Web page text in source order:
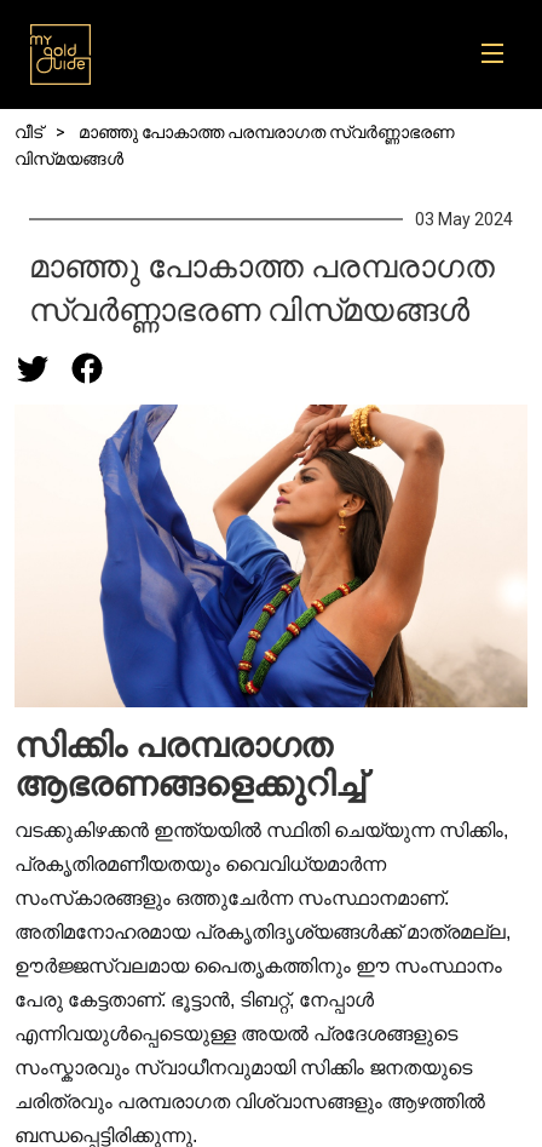
Breadcrumb
വീട്
മാഞ്ഞു പോകാത്ത പരമ്പരാഗത സ്വർണ്ണാഭരണ
വിസ്‌മയങ്ങൾ
03 May 2024
മാഞ്ഞു പോകാത്ത പരമ്പരാഗത
സ്വർണ്ണാഭരണ വിസ്‌മയങ്ങൾ
സിക്കിം പരമ്പരാഗത
ആഭരണങ്ങളെക്കുറിച്ച്
വടക്കുകിഴക്കൻ ഇന്ത്യയിൽ സ്ഥിതി ചെയ്യുന്ന സിക്കിം,
പ്രകൃതിരമണീയതയും വൈവിധ്യമാർന്ന
സംസ്‌കാരങ്ങളും ഒത്തുചേർന്ന സംസ്ഥാനമാണ്.
അതിമനോഹരമായ പ്രകൃതിദൃശ്യങ്ങൾക്ക് മാത്രമല്ല,
ഊർജ്ജസ്വലമായ പൈതൃകത്തിനും ഈ സംസ്ഥാനം
പേരു കേട്ടതാണ്. ഭൂട്ടാൻ, ടിബറ്റ്, നേപ്പാൾ
എന്നിവയുൾപ്പെടെയുള്ള അയൽ പ്രദേശങ്ങളുടെ
സംസ്കാരവും സ്വാധീനവുമായി സിക്കിം ജനതയുടെ
ചരിത്രവും പരമ്പരാഗത വിശ്വാസങ്ങളും ആഴത്തിൽ
ബന്ധപ്പെട്ടിരിക്കുന്നു.